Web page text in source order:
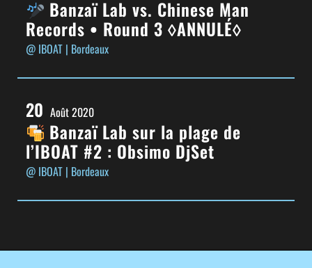
Banzaï Lab vs. Chinese Man
Records • Round 3 ◊ANNULÉ◊
@ IBOAT | Bordeaux
20 Août 2020
Banzaï Lab sur la plage de
l’IBOAT #2 : Obsimo DjSet
@ IBOAT | Bordeaux